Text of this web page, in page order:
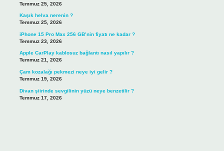
Temmuz 25, 2026
Kaşık helva nerenin ?
Temmuz 25, 2026
iPhone 15 Pro Max 256 GB’nin fiyatı ne kadar ?
Temmuz 23, 2026
Apple CarPlay kablosuz bağlantı nasıl yapılır ?
Temmuz 21, 2026
Çam kozalağı pekmezi neye iyi gelir ?
Temmuz 19, 2026
Divan şiirinde sevgilinin yüzü neye benzetilir ?
Temmuz 17, 2026